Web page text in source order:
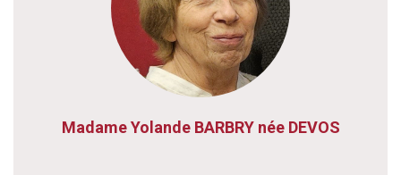
Madame Yolande BARBRY née DEVOS